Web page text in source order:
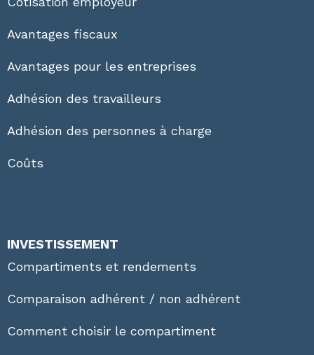
Avantages fiscaux
Avantages pour les entreprises
Adhésion des travailleurs
Adhésion des personnes à charge
Coûts
INVESTISSEMENT
Compartiments et rendements
Comparaison adhérent / non adhérent
Comment choisir le compartiment